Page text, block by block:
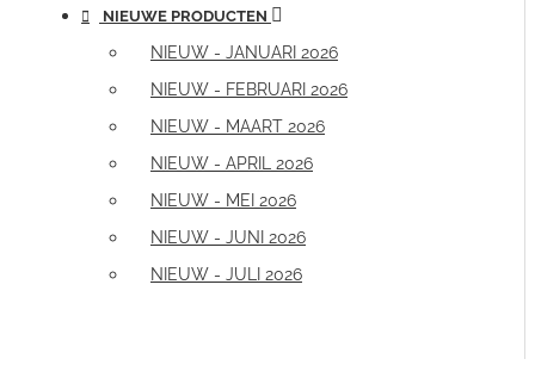
NIEUWE PRODUCTEN
NIEUW - JANUARI 2026
NIEUW - FEBRUARI 2026
NIEUW - MAART 2026
NIEUW - APRIL 2026
NIEUW - MEI 2026
NIEUW - JUNI 2026
NIEUW - JULI 2026